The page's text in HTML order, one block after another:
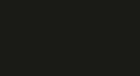
“Estadão” nesta terça-
recebeu propostas